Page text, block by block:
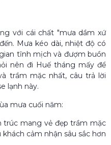
với cái chất "mưa dầm xứ
Mưa kéo dài, nhiệt độ có
tĩnh mịch và đượm buồn
nên đi Huế tháng mấy để
trầm mặc nhất, câu trả lời
lạnh này.
mưa cuối năm:
trúc mang vẻ đẹp trầm mặc
cảm nhận sâu sắc hơn